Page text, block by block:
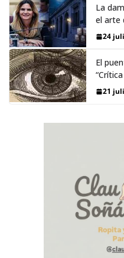
La
el arte
24
El
21